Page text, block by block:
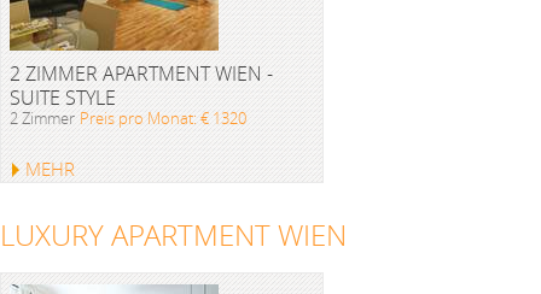
2 ZIMMER APARTMENT WIEN -
SUITE STYLE
2 Zimmer Preis pro Monat: € 1320
MEHR
LUXURY APARTMENT WIEN